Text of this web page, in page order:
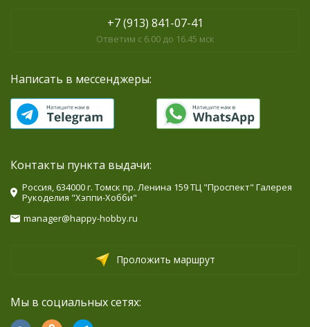
+7 (913) 841-07-41
Ответим с 6.00 до 16.45 мск
Написать в мессенджеры:
Контакты пункта выдачи:
Россия, 634000 г. Томск пр. Ленина 159 ТЦ "Проспект" Галерея
Рукоделия "Хэппи-Хобби"
manager@happy-hobby.ru
Проложить маршрут
Мы в социальных сетях: